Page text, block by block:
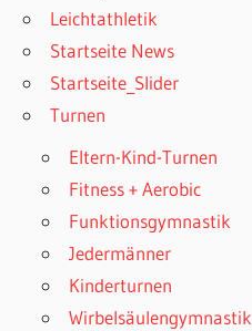
Leichtathletik
Startseite News
Startseite_Slider
Turnen
Eltern-Kind-Turnen
Fitness + Aerobic
Funktionsgymnastik
Jedermänner
Kinderturnen
Wirbelsäulengymnastik